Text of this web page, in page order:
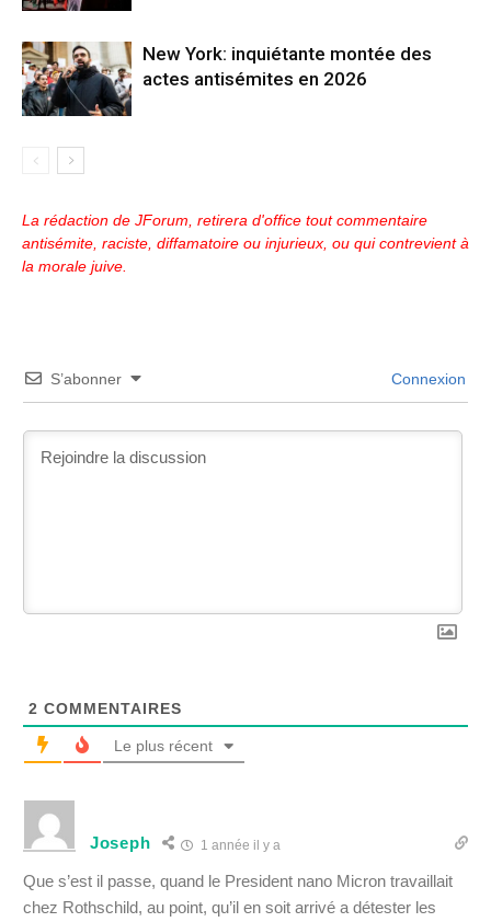
New York: inquiétante montée des
actes antisémites en 2026
La rédaction de JForum, retirera d'office tout commentaire
antisémite, raciste, diffamatoire ou injurieux, ou qui contrevient à
la morale juive.
S’abonner Connexion
2 COMMENTAIRES
Le plus récent
Joseph 1 année il y a
Que s’est il passe, quand le President nano Micron travaillait
chez Rothschild, au point, qu’il en soit arrivé a détester les